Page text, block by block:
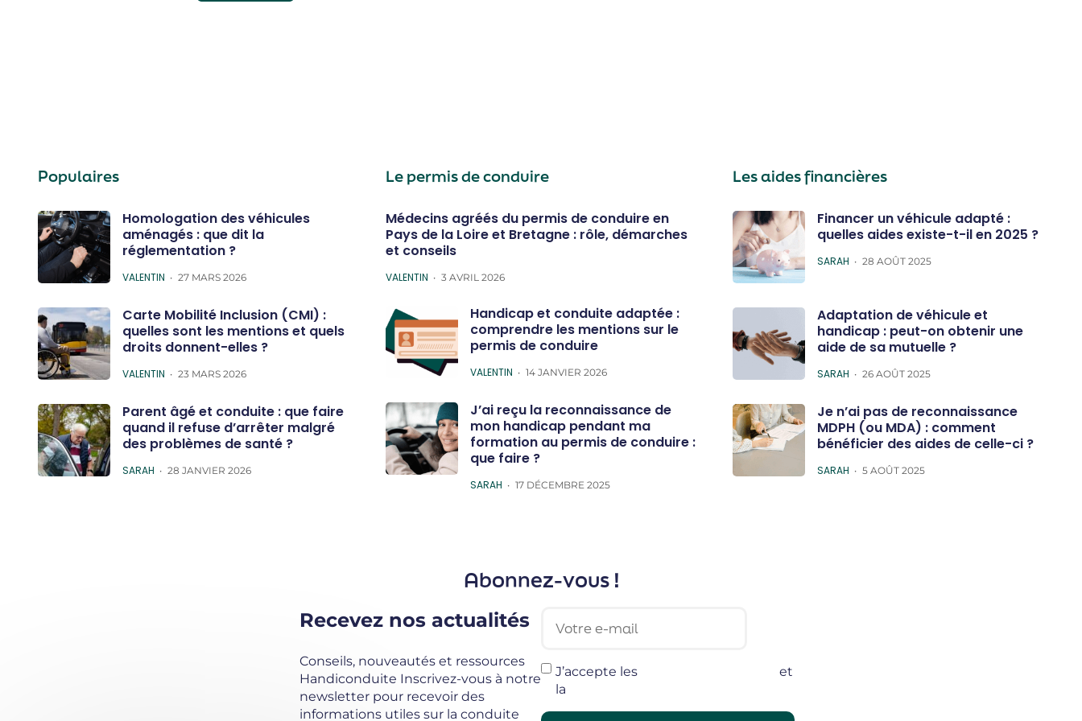
Populaires
Homologation des véhicules
aménagés : que dit la
réglementation ?
POSTED
VALENTIN 27 MARS 2026
Carte Mobilité Inclusion (CMI) :
quelles sont les mentions et quels
droits donnent-elles ?
POSTED
VALENTIN 23 MARS 2026
Parent âgé et conduite : que faire
quand il refuse d’arrêter malgré
des problèmes de santé ?
POSTED
SARAH 28 JANVIER 2026
Le permis de conduire
Médecins agréés du permis de conduire en
Pays de la Loire et Bretagne : rôle, démarches
et conseils
POSTED
VALENTIN 3 AVRIL 2026
Handicap et conduite adaptée :
comprendre les mentions sur le
permis de conduire
POSTED
VALENTIN 14 JANVIER 2026
J’ai reçu la reconnaissance de
mon handicap pendant ma
formation au permis de conduire :
que faire ?
POSTED
SARAH 17 DÉCEMBRE 2025
Les aides financières
Financer un véhicule adapté :
quelles aides existe-t-il en 2025 ?
POSTED
SARAH 28 AOÛT 2025
Adaptation de véhicule et
handicap : peut-on obtenir une
aide de sa mutuelle ?
POSTED
SARAH 26 AOÛT 2025
Je n’ai pas de reconnaissance
MDPH (ou MDA) : comment
bénéficier des aides de celle-ci ?
POSTED
SARAH 5 AOÛT 2025
Abonnez-vous !
Recevez nos actualités
Conseils, nouveautés et ressources
Handiconduite Inscrivez-vous à notre
newsletter pour recevoir des
informations utiles sur la conduite
J’accepte les
et
la